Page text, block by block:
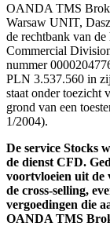
OANDA TMS
Warsaw UNIT,
de rechtbank van
Commercial
nummer
PLN 3.537.560 in
staat onder toezicht
grond van een
1/2004).
De service Stocks
de dienst CFD.
voortvloeien uit de
de cross-selling,
vergoedingen die
OANDA TMS